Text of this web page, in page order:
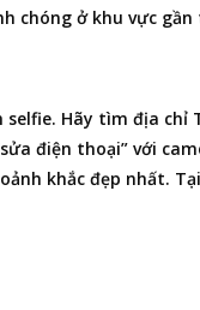
chóng ở khu vực gần
selfie. Hãy tìm địa chỉ
điện thoại” với
khắc đẹp nhất.